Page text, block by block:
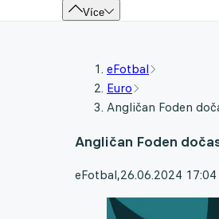
Více
eFotbal
Euro
Angličan Foden
Angličan Foden
eFotbal,26.06.2024 17:04